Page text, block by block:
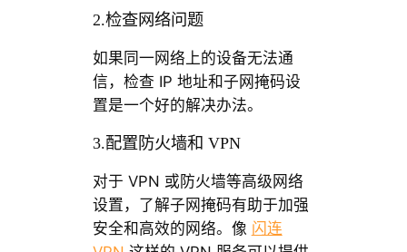
2.检查网络问题
如果同一网络上的设备无法通
信，检查 IP 地址和子网掩码设
置是一个好的解决办法。
3.配置防火墙和 VPN
对于 VPN 或防火墙等高级网络
设置，了解子网掩码有助于加强
安全和高效的网络。像 闪连